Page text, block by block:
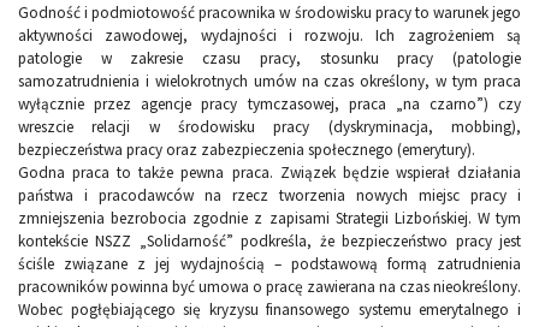
Godność i podmiotowość pracownika w środowisku pracy to warunek jego
aktywności zawodowej, wydajności i rozwoju. Ich zagrożeniem są
patologie w zakresie czasu pracy, stosunku pracy (patologie
samozatrudnienia i wielokrotnych umów na czas określony, w tym praca
wyłącznie przez agencje pracy tymczasowej, praca „na czarno”) czy
wreszcie relacji w środowisku pracy (dyskryminacja, mobbing),
bezpieczeństwa pracy oraz zabezpieczenia społecznego (emerytury).
Godna praca to także pewna praca. Związek będzie wspierał działania
państwa i pracodawców na rzecz tworzenia nowych miejsc pracy i
zmniejszenia bezrobocia zgodnie z zapisami Strategii Lizbońskiej. W tym
kontekście NSZZ „Solidarność” podkreśla, że bezpieczeństwo pracy jest
ściśle związane z jej wydajnością – podstawową formą zatrudnienia
pracowników powinna być umowa o pracę zawierana na czas nieokreślony.
Wobec pogłębiającego się kryzysu finansowego systemu emerytalnego i